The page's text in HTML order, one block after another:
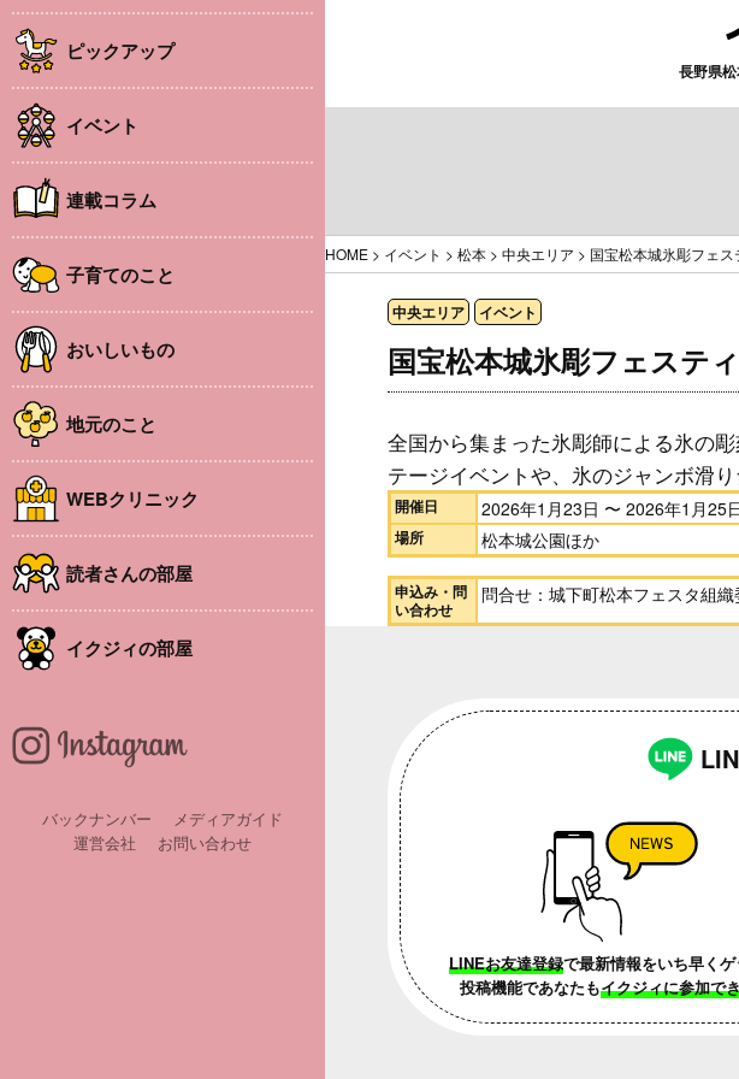
ピックアップ
イベント
連載コラム
子育てのこと
おいしいもの
地元のこと
WEBクリニック
読者さんの部屋
イクジィの部屋
バックナンバー
メディアガイド
運営会社
お問い合わせ
長野県
HOME > イベント > 松本 > 中央エリア > 国宝松本城氷彫フェス
中央エリア イベント
国宝松本城氷彫フェステ
全国から集まった氷彫師による氷の
テージイベントや、氷のジャンボ滑
開催日 2026年1月23日 〜 2026年1月25
場所 松本城公園ほか
申込み・問
い合わせ
問合せ：城下町松本フェスタ組
LINEお友達登録で最新情報をいち早くゲ
投稿機能であなたもイクジィに参加で